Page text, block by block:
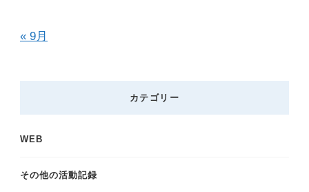
« 9月
カテゴリー
WEB
その他の活動記録